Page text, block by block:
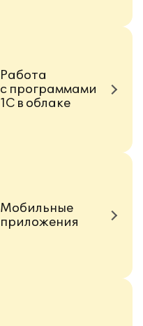
Работа
с программами
1С в облаке
Мобильные
приложения